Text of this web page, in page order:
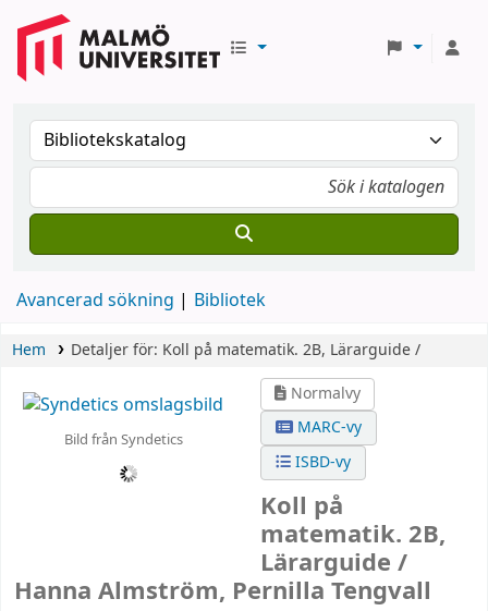
Avancerad sökning Bibliotek
Hem Detaljer för: Koll på matematik. 2B, Lärarguide /
Bild från Syndetics
Normalvy
MARC-vy
ISBD-vy
Koll på
matematik. 2B,
Lärarguide /
Hanna Almström, Pernilla Tengvall